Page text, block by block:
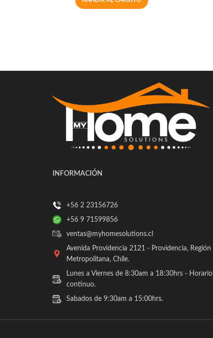
INFORMACIÓN
+56 2 23156726
+56 9 71599856
ventas@myhomesolutions.cl
Avenida Providencia 2121 - Providencia, Región
Metropolitana, Chile.
Lunes a Viernes de 8:30am a 18:30hrs - Horario
continuo.
Sabados de 9:30am a 15:00hrs.